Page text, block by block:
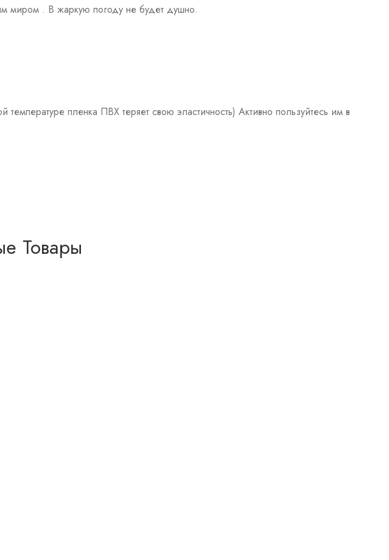
миром . В жаркую погоду не будет душно.
пленка ПВХ теряет свою эластичность) Активно пользуйтесь им в
Товары